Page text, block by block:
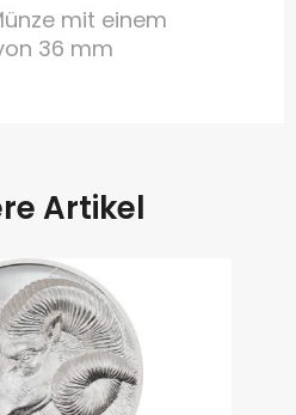
mit einem
36 mm
Artikel